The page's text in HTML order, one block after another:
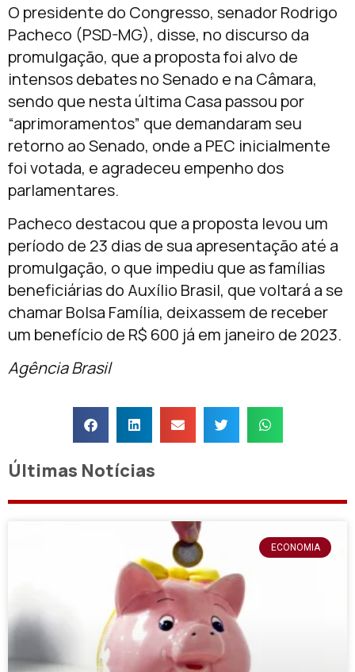
O presidente do Congresso, senador Rodrigo
Pacheco (PSD-MG), disse, no discurso da
promulgação, que a proposta foi alvo de
intensos debates no Senado e na Câmara,
sendo que nesta última Casa passou por
“aprimoramentos” que demandaram seu
retorno ao Senado, onde a PEC inicialmente
foi votada, e agradeceu empenho dos
parlamentares.
Pacheco destacou que a proposta levou um
período de 23 dias de sua apresentação até a
promulgação, o que impediu que as famílias
beneficiárias do Auxílio Brasil, que voltará a se
chamar Bolsa Família, deixassem de receber
um benefício de R$ 600 já em janeiro de 2023.
Agência Brasil
Últimas Notícias
ECONOMIA